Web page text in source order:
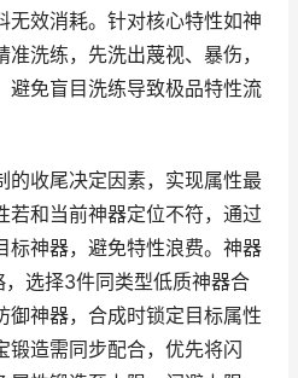
无效消耗。针对核心特性如神
洗练，先洗出蔑视、暴伤，
避免盲目洗练导致极品特性流
的收尾决定因素，实现属性最
若和当前神器定位不符，通过
标神器，避免特性浪费。神器
，选择3件同类型低质神器合
御神器，合成时锁定目标属性
锻造需同步配合，优先将闪